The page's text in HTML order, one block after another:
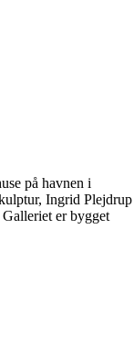
på havnen i
Ingrid Plejdrup
er bygget